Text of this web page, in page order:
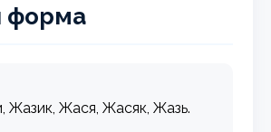
форма
Жазик, Жася, Жасяк, Жазь.